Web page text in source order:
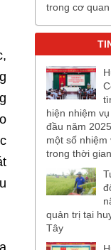
trong cơ
hiện nhiệm
đầu năm
một số nhiệm
trong thời
quản trị tại
Tây